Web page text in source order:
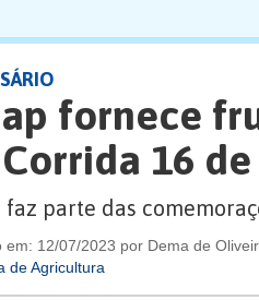
fornece
Corrida 16
faz parte das
em: 12/07/2023 por Dema de
de Agricultura